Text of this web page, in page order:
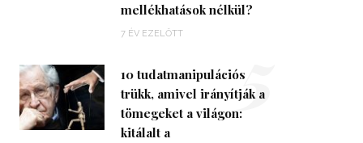
mellékhatások nélkül?
7 ÉV EZELŐTT
10 tudatmanipulációs
trükk, amivel irányítják a
tömegeket a világon:
kitálalt a
5